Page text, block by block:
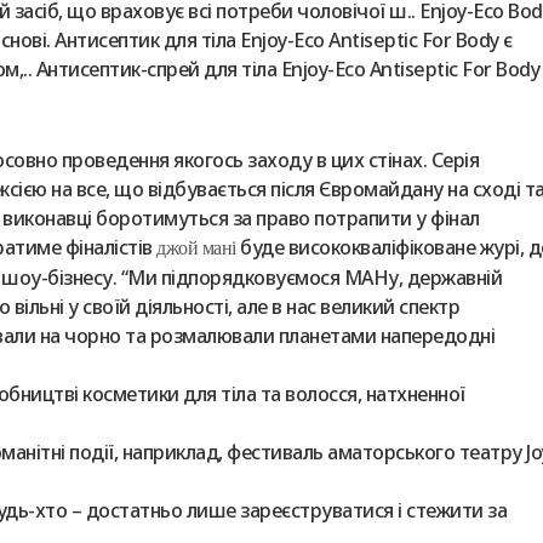
що враховує всі потреби чоловічої ш.. Enjoy-Eco
Антисептик для тіла Enjoy-Eco Antiseptic For Body є
Антисептик-спрей для тіла Enjoy-Eco Antiseptic For Body
проведення якогось заходу в цих стінах. Серія
на все, що відбувається після Євромайдану на сході
боротимуться за право потрапити у фінал
фіналістів джой манібуде висококваліфіковане журі,
шоу-бізнесу. “Ми підпорядковуємося МАНу, державній
у своїй діяльності, але в нас великий спектр
на чорно та розмалювали планетами напередодні
косметики для тіла та волосся, натхненної
події, наприклад, фестиваль аматорського театру
хто – достатньо лише зареєструватися і стежити за